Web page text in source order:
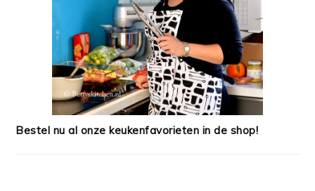
Bestel nu al onze keukenfavorieten in de shop!